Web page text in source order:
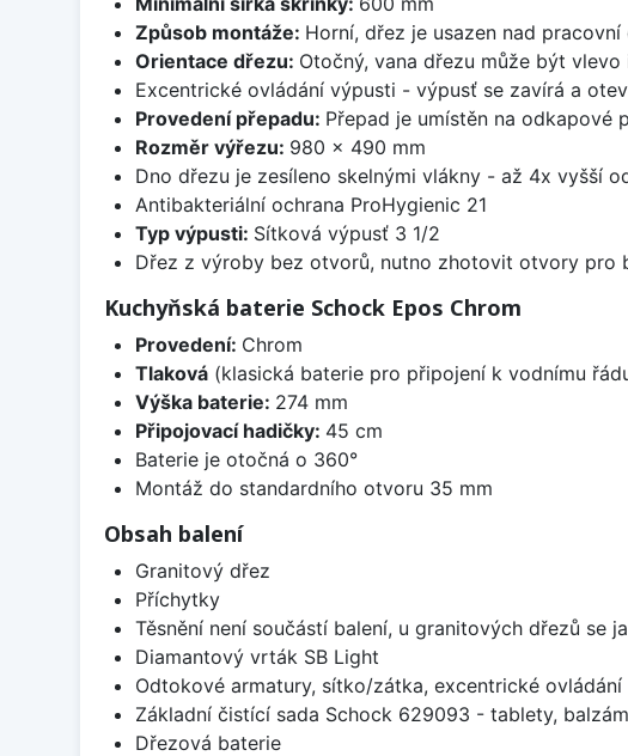
Způsob montáže: Horní, dřez je usazen nad pracovní
Orientace dřezu: Otočný, vana dřezu může být vlevo
Excentrické ovládání výpusti - výpusť se zavírá a
Provedení přepadu: Přepad je umístěn na odkapové
Rozměr výřezu: 980 x 490 mm
Dno dřezu je zesíleno skelnými vlákny - až 4x vyšší
Antibakteriální ochrana ProHygienic 21
Typ výpusti: Sítková výpusť 3 1/2
Dřez z výroby bez otvorů, nutno zhotovit otvory pro
Kuchyňská baterie Schock Epos Chrom
Provedení: Chrom
Tlaková(klasická baterie pro připojení k vodnímu
Výška baterie: 274 mm
Připojovací hadičky: 45 cm
Baterie je otočná o 360°
Montáž do standardního otvoru 35 mm
Obsah balení
Granitový dřez
Příchytky
Těsnění není součástí balení, u granitových dřezů se
Diamantový vrták SB Light
Odtokové armatury, sítko/zátka, excentrické ovládání
Základní čistící sada Schock 629093 - tablety,
Dřezová baterie